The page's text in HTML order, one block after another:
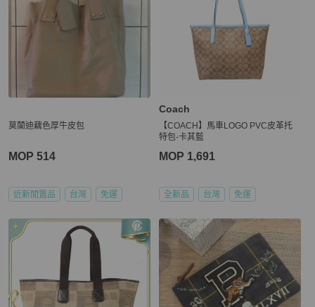
莫蘭迪藕色厚牛皮包
MOP 514
近新閒置品 台灣 免運
Coach
【COACH】馬車LOGO PVC皮革托
特包-卡其藍
MOP 1,691
全新品 台灣 免運